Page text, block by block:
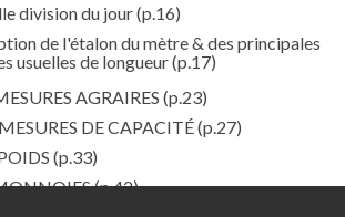
division du jour(p.16)
de l'étalon du mètre & des principales
usuelles de longueur(p.17)
AGRAIRES (p.23)
DE CAPACITÉ(p.27)
(p.33)
(p.42)